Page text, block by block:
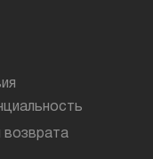
возврата